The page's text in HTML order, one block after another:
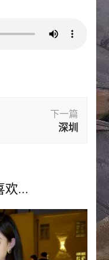
下一篇
深圳
欢...